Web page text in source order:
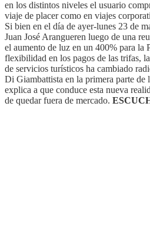
en los distintos niveles el usuario
viaje de placer como en viajes
Si bien en el día de ayer-lunes 23 de
Juan José Arangueren luego de una
el aumento de luz en un 400% para la
flexibilidad en los pagos de las trifas,
de servicios turísticos ha cambiado
Di Giambattista en la primera parte de
explica a que conduce esta nueva
de quedar fuera de mercado.